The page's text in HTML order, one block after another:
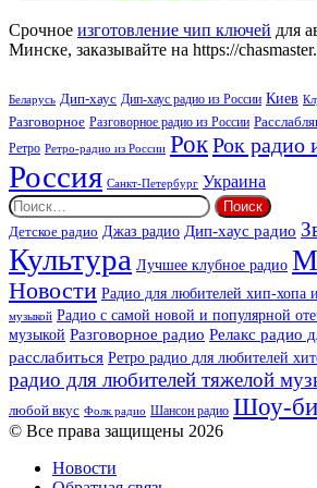
Аплюс
Beat
Срочное изготовление чип ключей для
Минске, заказывайте на https://
Беларусь Дип-хаус Дип-хаус радио из России Киев
Разговорное Разговорное радио из России
Ретро Ретро-радио из России РокРок радио
Россия Санкт-Петербург Украина
Найти:
Детское радио Джаз радио Дип-хаус радио
Культура Лучшее клубное радио
Новости Радио для любителей хип-хопа
музыкой Радио с самой новой и популярной
музыкой Разговорное радио Релакс радио
расслабиться Ретро радио для любителей
радио для любителей тяжелой
любой вкус Фолк радио Шансон радио Шоу-
© Все права защищены 2026
Новости